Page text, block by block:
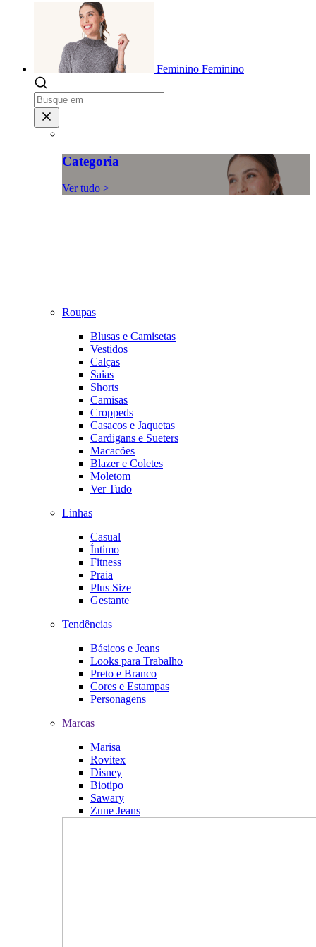
Feminino Feminino
Categoria
Ver tudo >
Roupas
Blusas e Camisetas
Vestidos
Calças
Saias
Shorts
Camisas
Croppeds
Casacos e Jaquetas
Cardigans e Sueters
Macacões
Blazer e Coletes
Moletom
Ver Tudo
Linhas
Casual
Íntimo
Fitness
Praia
Plus Size
Gestante
Tendências
Básicos e Jeans
Looks para Trabalho
Preto e Branco
Cores e Estampas
Personagens
Marcas
Marisa
Rovitex
Disney
Biotipo
Sawary
Zune Jeans